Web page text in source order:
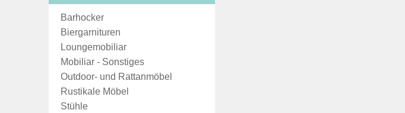
Barhocker
Biergarnituren
Loungemobiliar
Mobiliar - Sonstiges
Outdoor- und Rattanmöbel
Rustikale Möbel
Stühle